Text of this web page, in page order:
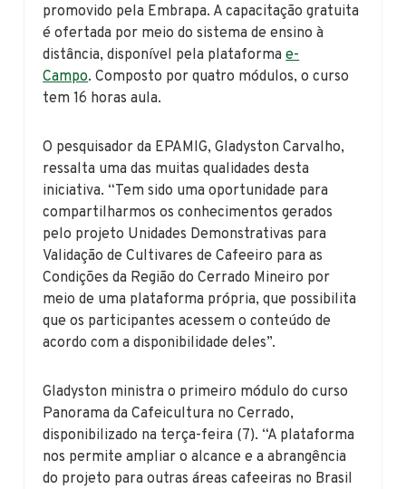
promovido pela Embrapa. A capacitação gratuita
é ofertada por meio do sistema de ensino à
distância, disponível pela plataformae-
Campo. Composto por quatro módulos, o curso
tem 16 horas aula.
O pesquisador da EPAMIG, Gladyston Carvalho,
ressalta uma das muitas qualidades desta
iniciativa. “Tem sido uma oportunidade para
compartilharmos os conhecimentos gerados
pelo projeto Unidades Demonstrativas para
Validação de Cultivares de Cafeeiro para as
Condições da Região do Cerrado Mineiro por
meio de uma plataforma própria, que possibilita
que os participantes acessem o conteúdo de
acordo com a disponibilidade deles”.
Gladyston ministra o primeiro módulo do curso
Panorama da Cafeicultura no Cerrado,
disponibilizado na terça-feira (7). “A plataforma
nos permite ampliar o alcance e a abrangência
do projeto para outras áreas cafeeiras no Brasil